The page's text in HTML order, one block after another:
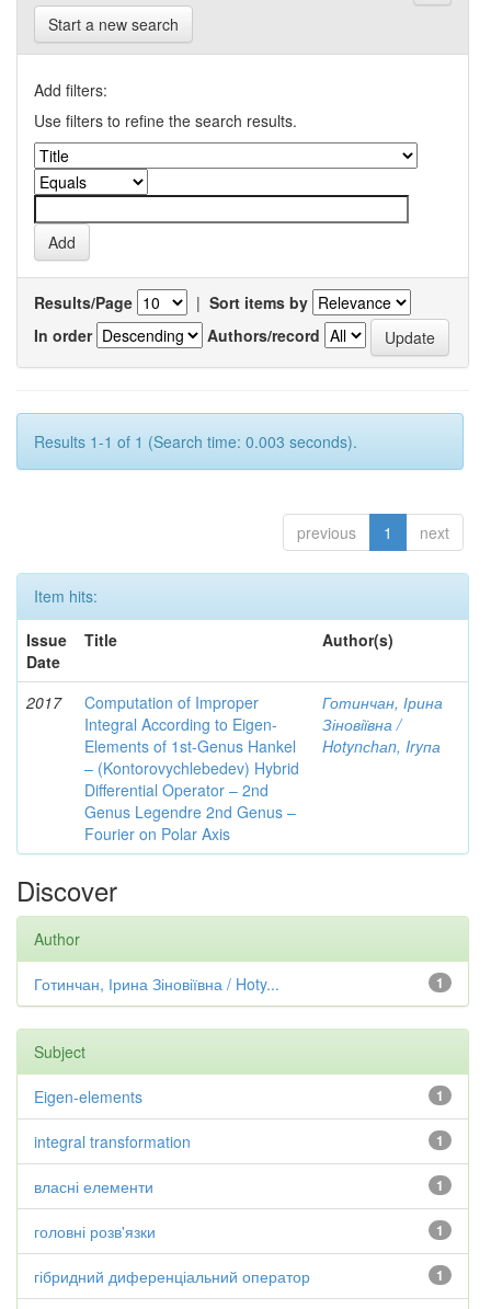
Start a new search
Add filters:
Use filters to refine the search results.
Results/Page | Sort items by
In order
Authors/record
Results 1-1 of 1 (Search time: 0.003 seconds).
previous 1 next
Item hits:
Issue
Date
Title Author(s)
2017
Computation of Improper
Integral According to Eigen-
Elements of 1st-Genus Hankel
– (Kontorovychlebedev) Hybrid
Differential Operator – 2nd
Genus Legendre 2nd Genus –
Fourier on Polar Axis
Готинчан, Ірина
Зіновіївна /
Hotynсhаn, Iryпа
Discover
Author
1
Готинчан, Ірина Зіновіївна / Hoty...
Subject
1
Eigen-elements
1
integral transformation
1
власні елементи
1
головні розв'язки
1
гібридний диференціальний оператор